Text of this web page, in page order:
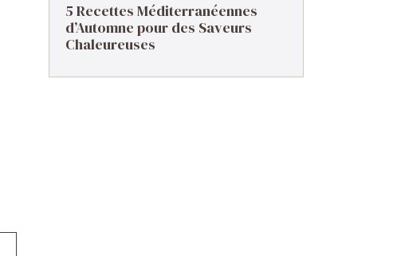
5 Recettes Méditerranéennes
d’Automne pour des Saveurs
Chaleureuses